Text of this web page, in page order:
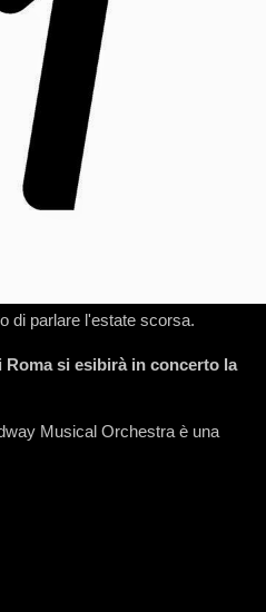
di parlare l'estate scorsa.
Roma si esibirà in concerto la
Musical Orchestra è una